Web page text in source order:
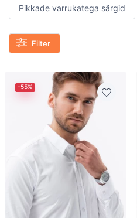
Pikkade varrukatega särgid
Filter
-55%